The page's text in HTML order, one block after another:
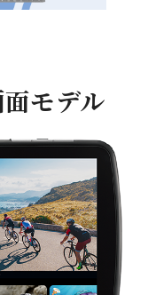
モデル